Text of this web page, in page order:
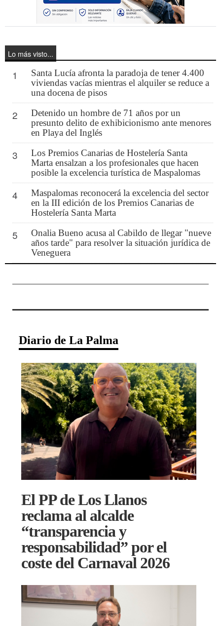
Lo más visto...
1
Santa Lucía afronta la paradoja de tener 4.400
viviendas vacías mientras el alquiler se reduce a
una docena de pisos
2
Detenido un hombre de 71 años por un
presunto delito de exhibicionismo ante menores
en Playa del Inglés
3
Los Premios Canarias de Hostelería Santa
Marta ensalzan a los profesionales que hacen
posible la excelencia turística de Maspalomas
4
Maspalomas reconocerá la excelencia del sector
en la III edición de los Premios Canarias de
Hostelería Santa Marta
5
Onalia Bueno acusa al Cabildo de llegar "nueve
años tarde" para resolver la situación jurídica de
Veneguera
Diario de La Palma
El PP de Los Llanos
reclama al alcalde
“transparencia y
responsabilidad” por el
coste del Carnaval 2026